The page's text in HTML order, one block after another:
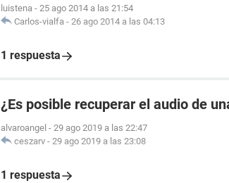
luistena - 25 ago 2014 a las 21:54
Carlos-vialfa - 26 ago 2014 a las 04:13
1 respuesta
¿Es posible recuperar el audio de
alvaroangel - 29 ago 2019 a las 22:47
ceszarv - 29 ago 2019 a las 23:08
1 respuesta